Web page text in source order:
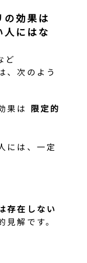
効果は
人にはな
ど
、次のよう
果は 限定的
には、一定
存在しない
解です。